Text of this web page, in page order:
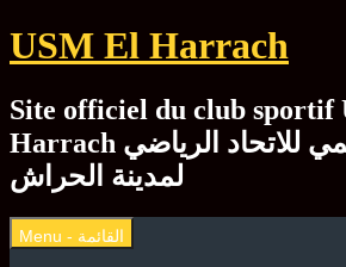
USM El Harrach
Site officiel du club sportif
Harrach الموقع الرسمي للاتحاد الرياضي
لمدينة الحراش